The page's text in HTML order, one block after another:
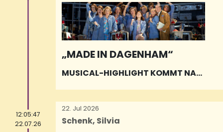
„MADE IN DAGENHAM“
MUSICAL-HIGHLIGHT KOMMT NAC
12:05:47
22.07.26
22. Jul 2026
Schenk, Silvia